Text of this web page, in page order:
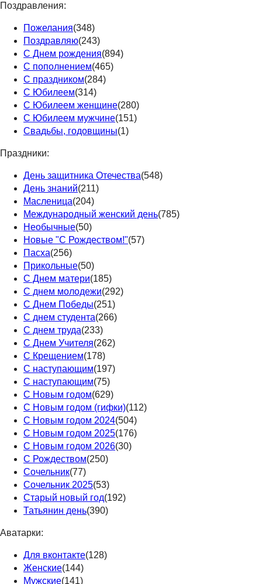
Поздравления:
Пожелания(348)
Поздравляю(243)
С Днем рождения(894)
С пополнением(465)
С праздником(284)
С Юбилеем(314)
С Юбилеем женщине(280)
С Юбилеем мужчине(151)
Свадьбы, годовщины(1)
Праздники:
День защитника Отечества(548)
День знаний(211)
Масленица(204)
Международный женский день(785)
Необычные(50)
Новые "С Рождеством!"(57)
Пасха(256)
Прикольные(50)
С Днем матери(185)
С днем молодежи(292)
С Днем Победы(251)
С днем студента(266)
С днем труда(233)
С Днем Учителя(262)
С Крещением(178)
С наступающим(197)
С наступающим(75)
С Новым годом(629)
С Новым годом (гифки)(112)
С Новым годом 2024(504)
С Новым годом 2025(176)
С Новым годом 2026(30)
С Рождеством(250)
Сочельник(77)
Сочельник 2025(53)
Старый новый год(192)
Татьянин день(390)
Аватарки:
Для вконтакте(128)
Женские(144)
Мужские(141)